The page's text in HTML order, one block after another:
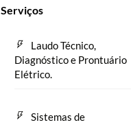
Serviços
Laudo Técnico,
Diagnóstico e Prontuário
Elétrico.
Sistemas de